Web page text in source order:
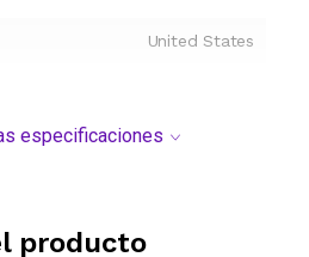
United States
especificaciones
producto